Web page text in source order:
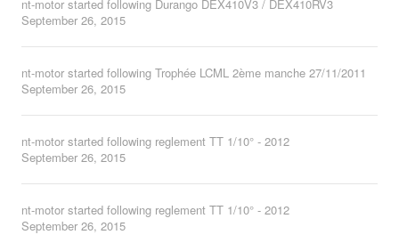
nt-motor started following Durango DEX410V3 / DEX410RV3
September 26, 2015
nt-motor started following Trophée LCML 2ème manche 27/11/2011
September 26, 2015
nt-motor started following reglement TT 1/10° - 2012
September 26, 2015
nt-motor started following reglement TT 1/10° - 2012
September 26, 2015